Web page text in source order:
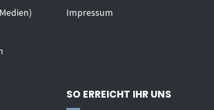
Impressum
SO ERREICHT IHR UNS